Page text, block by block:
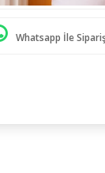
Whatsapp İle